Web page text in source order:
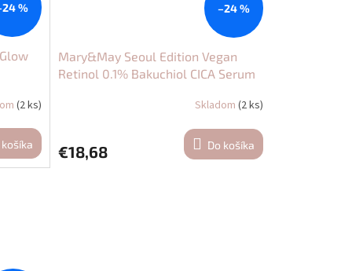
%
(2 ks)
košíka
–24 %
Mary&May Seoul Edition Vegan
Retinol 0.1% Bakuchiol CICA Serum
Skladom (2 ks)
€18,68 Do košíka